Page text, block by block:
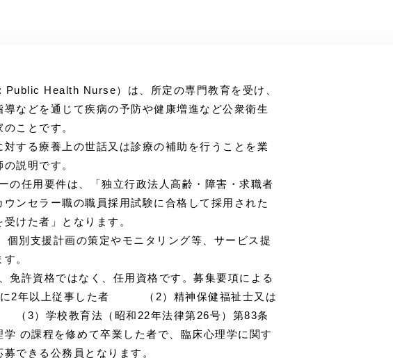
Health Nurse）は、所定の専門教育を受け、
などを通じて疾病の予防や健康増進など公衆衛生
ことです。
する療養上の世話又は診療の補助を行うことを業
説明です。
の任用要件は、「独立行政法人高齢・障害・求職者
ンセラー職の職員採用試験に合格して採用された
けた者」となります。
個別支援計画の策定やモニタリング等、サービス提
。
許資格ではなく、任用資格です。募集要項による
に2年以上従事した者 （2）精神保健福祉士又は
3）学校教育法（昭和22年法律第26号）第83条
の課程を修めて卒業した者で、臨床心理学に関す
できる公務員となります。